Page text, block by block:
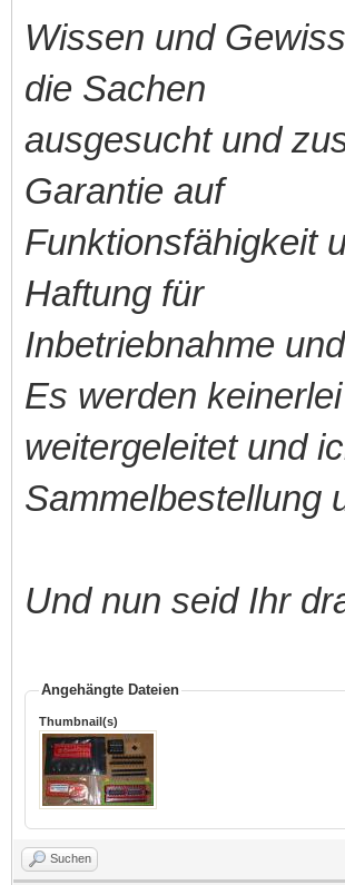
Wissen und
die Sachen
ausgesucht und
Garantie auf
Funktionsfähigkeit
Haftung für
Inbetriebnahme
Es werden
weitergeleitet und
Sammelbestellung
Und nun seid Ihr
Angehängte Dateien
Thumbnail(s)
Suchen